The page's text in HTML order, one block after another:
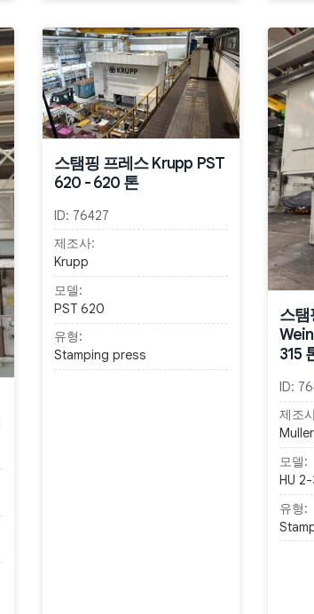
스탬핑 프레스 Krupp PST
620 - 620 톤
ID: 76427
제조사:
Krupp
모델:
PST 620
유형:
Stamping press
스탬
315
ID:
제조
모델:
HU
유형: